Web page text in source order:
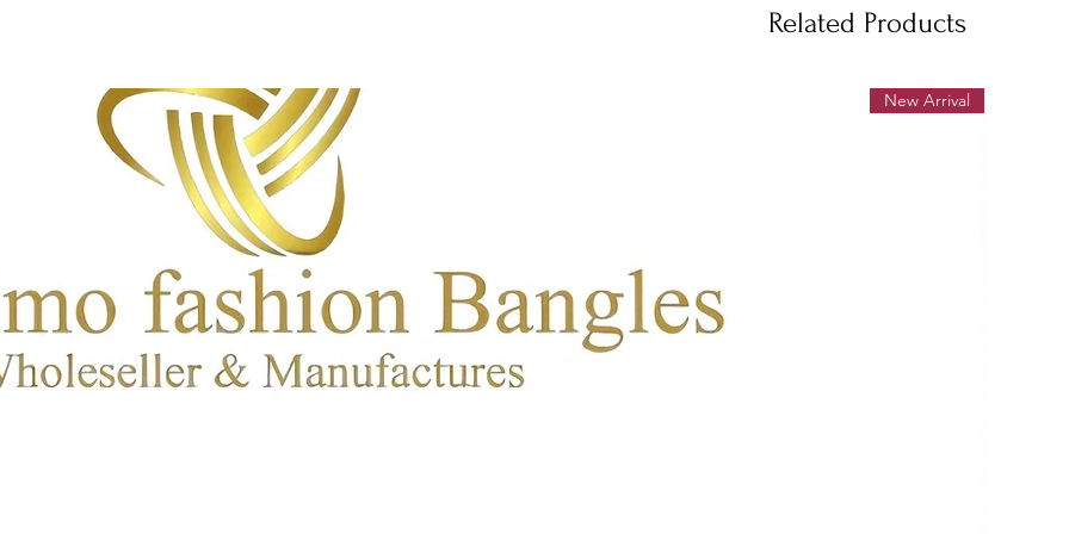
Related Products
New Arrival